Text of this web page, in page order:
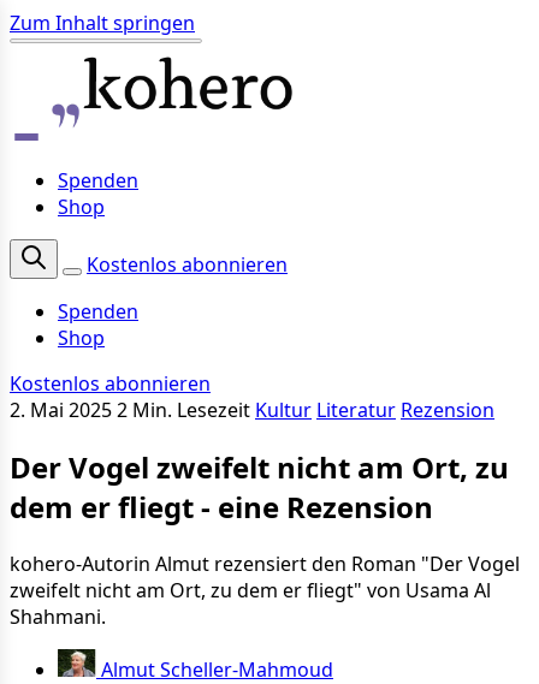
Zum Inhalt springen
Spenden
Shop
Kostenlos abonnieren
Spenden
Shop
Kostenlos abonnieren
2. Mai 20252 Min. Lesezeit Kultur Literatur Rezension
Der Vogel zweifelt nicht am Ort, zu
dem er fliegt - eine Rezension
kohero-Autorin Almut rezensiert den Roman "Der Vogel
zweifelt nicht am Ort, zu dem er fliegt" von Usama Al
Shahmani.
Almut Scheller-Mahmoud